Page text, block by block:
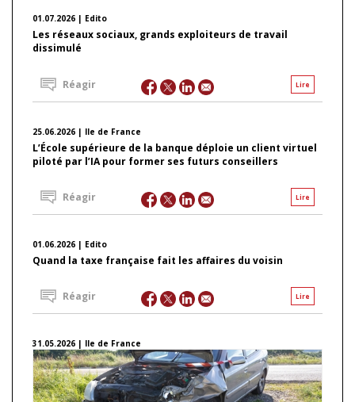
01.07.2026 | Edito
Les réseaux sociaux, grands exploiteurs de travail
dissimulé
Lire
Réagir
25.06.2026 | Ile de France
L’École supérieure de la banque déploie un client virtuel
piloté par l’IA pour former ses futurs conseillers
Lire
Réagir
01.06.2026 | Edito
Quand la taxe française fait les affaires du voisin
Lire
Réagir
31.05.2026 | Ile de France